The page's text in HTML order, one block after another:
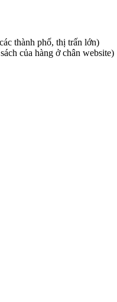
thành phố, thị trấn lớn)
của hàng ở chân website)